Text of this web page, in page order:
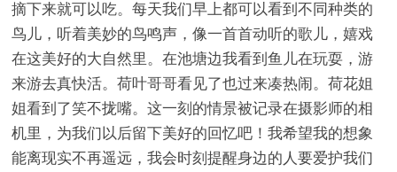
摘下来就可以吃。每天我们早上都可以看到不同种类的
鸟儿，听着美妙的鸟鸣声，像一首首动听的歌儿，嬉戏
在这美好的大自然里。在池塘边我看到鱼儿在玩耍，游
来游去真快活。荷叶哥哥看见了也过来凑热闹。荷花姐
姐看到了笑不拢嘴。这一刻的情景被记录在摄影师的相
机里，为我们以后留下美好的回忆吧！我希望我的想象
能离现实不再遥远，我会时刻提醒身边的人要爱护我们